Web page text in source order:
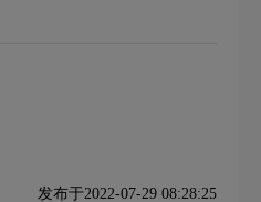
发布于2022-07-29 08:28:25